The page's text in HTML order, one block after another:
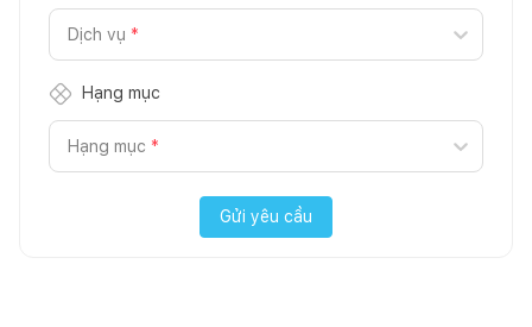
Dịch vụ *
Hạng mục
Hạng mục *
Gửi yêu cầu